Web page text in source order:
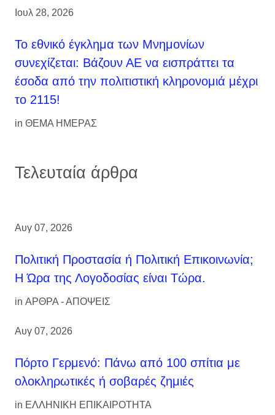
Ιουλ 28, 2026
Το εθνικό έγκλημα των Μνημονίων
συνεχίζεται: Βάζουν ΑΕ να εισπράττει τα
έσοδα από την πολιτιστική κληρονομιά μέχρι
το 2115!
in ΘΕΜΑ ΗΜΕΡΑΣ
Τελευταία άρθρα
Αυγ 07, 2026
Πολιτική Προστασία ή Πολιτική Επικοινωνία;
Η Ώρα της Λογοδοσίας είναι Τώρα.
in ΑΡΘΡΑ - ΑΠΟΨΕΙΣ
Αυγ 07, 2026
Πόρτο Γερμενό: Πάνω από 100 σπίτια με
ολοκληρωτικές ή σοβαρές ζημιές
in ΕΛΛΗΝΙΚΗ ΕΠΙΚΑΙΡΟΤΗΤΑ